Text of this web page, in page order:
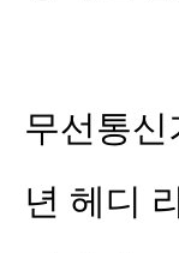
무선통
년 헤디